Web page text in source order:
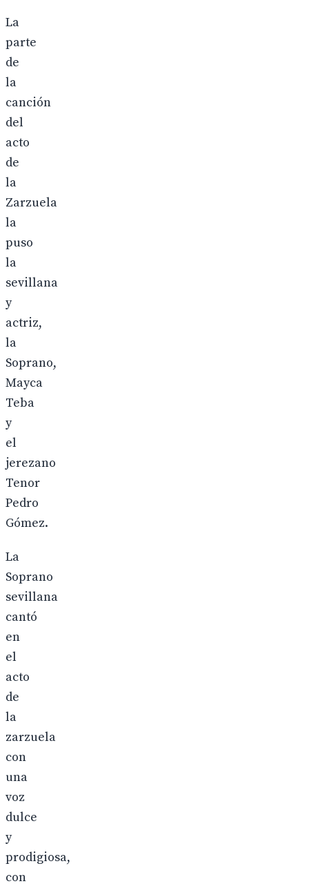
La
parte
de
la
canción
del
acto
de
la
Zarzuela
la
puso
la
sevillana
y
actriz,
la
Soprano,
Mayca
Teba
y
el
jerezano
Tenor
Pedro
Gómez.
La
Soprano
sevillana
cantó
en
el
acto
de
la
zarzuela
con
una
voz
dulce
y
prodigiosa,
con